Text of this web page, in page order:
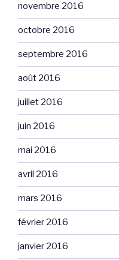
novembre 2016
octobre 2016
septembre 2016
août 2016
juillet 2016
juin 2016
mai 2016
avril 2016
mars 2016
février 2016
janvier 2016